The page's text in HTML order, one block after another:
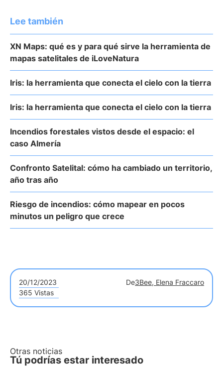
Lee también
XN Maps: qué es y para qué sirve la herramienta de
mapas satelitales de iLoveNatura
Iris: la herramienta que conecta el cielo con la tierra
Iris: la herramienta que conecta el cielo con la tierra
Incendios forestales vistos desde el espacio: el
caso Almería
Confronto Satelital: cómo ha cambiado un territorio,
año tras año
Riesgo de incendios: cómo mapear en pocos
minutos un peligro que crece
20/12/2023 De3Bee, Elena Fraccaro
365 Vistas
Otras noticias
Tú podrías estar interesado